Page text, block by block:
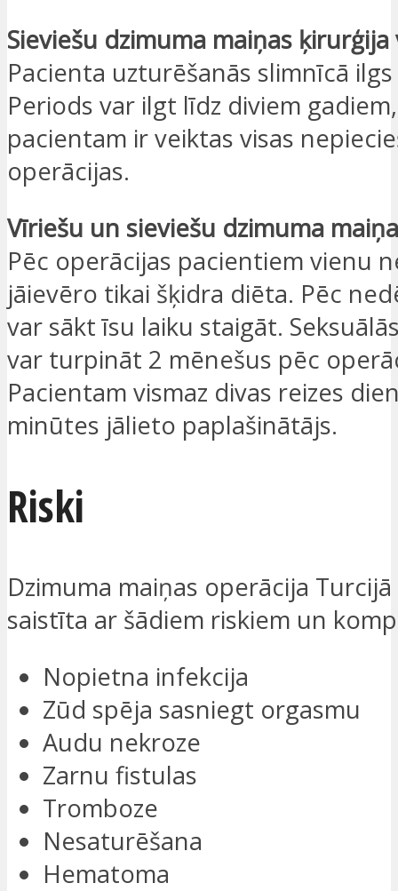
Sieviešu dzimuma maiņas
Pacienta uzturēšanās slimnīcā
Periods var ilgt līdz diviem
pacientam ir veiktas visas
operācijas.
Vīriešu un sieviešu dzimuma
Pēc operācijas pacientiem vienu
jāievēro tikai šķidra diēta. Pēc
var sākt īsu laiku staigāt.
var turpināt 2 mēnešus pēc
Pacientam vismaz divas reizes
minūtes jālieto paplašinātājs.
Riski
Dzimuma maiņas operācija
saistīta ar šādiem riskiem un
Nopietna infekcija
Zūd spēja sasniegt orgasmu
Audu nekroze
Zarnu fistulas
Tromboze
Nesaturēšana
Hematoma